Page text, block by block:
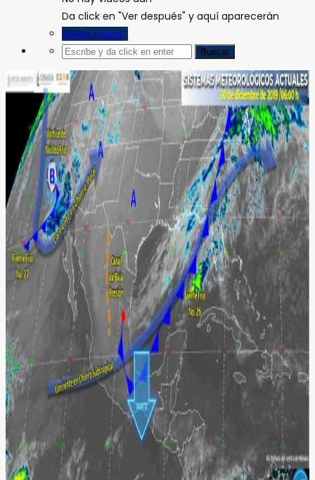
Da click en "Ver después" y aquí aparecerán
Verlos todos